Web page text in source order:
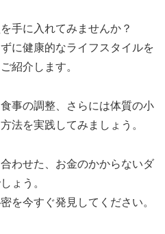
手に入れてみませんか？
に健康的なライフスタイルを
紹介します。
事の調整​​、さらには体質の小
法を実践してみましょう。
わせた、お金のかからないダ
ょう。
を今すぐ発見してください。